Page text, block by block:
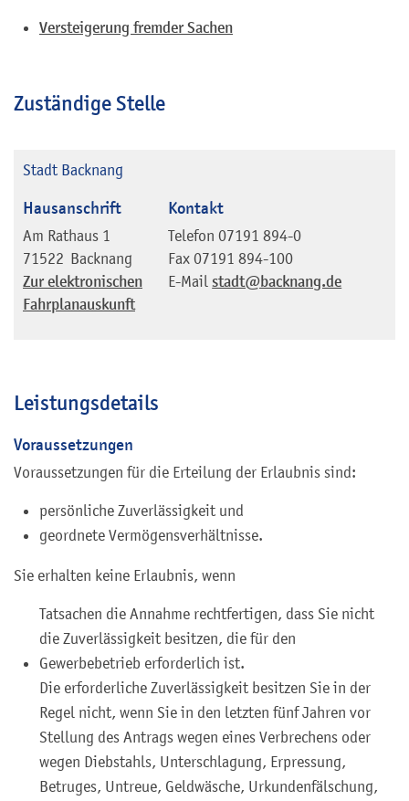
Versteigerung fremder Sachen
Zuständige Stelle
Stadt Backnang
Hausanschrift
Am Rathaus 1
71522 Backnang
Zur elektronischen
Fahrplanauskunft
Kontakt
Telefon 07191 894-0
Fax 07191 894-100
E-Mail stadt@backnang.de
Leistungsdetails
Voraussetzungen
Voraussetzungen für die Erteilung der Erlaubnis sind:
persönliche Zuverlässigkeit und
geordnete Vermögensverhältnisse.
Sie erhalten keine Erlaubnis, wenn
Tatsachen die Annahme rechtfertigen, dass Sie nicht
die Zuverlässigkeit besitzen, die für den
Gewerbebetrieb erforderlich ist.
Die erforderliche Zuverlässigkeit besitzen Sie in der
Regel nicht, wenn Sie in den letzten fünf Jahren vor
Stellung des Antrags wegen eines Verbrechens oder
wegen Diebstahls, Unterschlagung, Erpressung,
Betruges, Untreue, Geldwäsche, Urkundenfälschung,